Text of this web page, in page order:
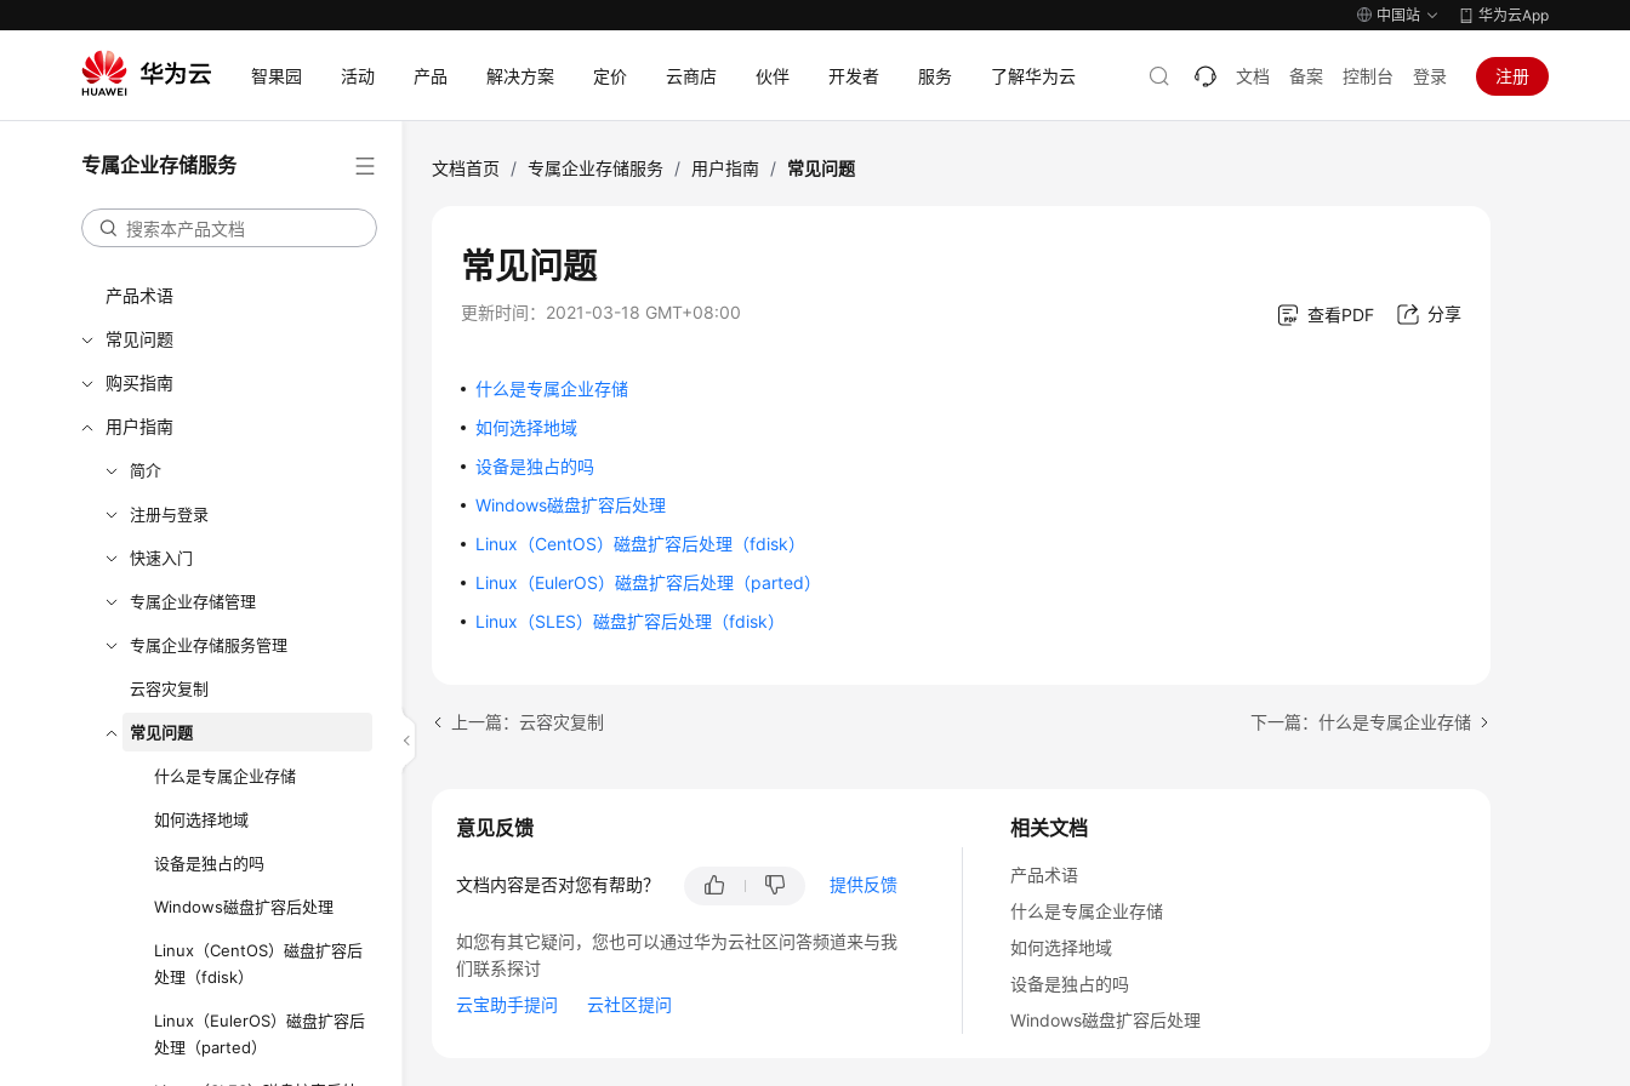
中国站 华为云App
智果园 活动 产品 解决方案 定价 云商店 伙伴 开发者 服务 了解华为云 文档 备案 控制台 登录 注册
专属企业存储服务
产品术语
常见问题
购买指南
用户指南
简介
注册与登录
快速入门
专属企业存储管理
专属企业存储服务管理
云容灾复制
常见问题
什么是专属企业存储
如何选择地域
设备是独占的吗
Windows磁盘扩容后处理
Linux（CentOS）磁盘扩容后
处理（fdisk）
Linux（EulerOS）磁盘扩容后
处理（parted）
文档首页 / 专属企业存储服务 / 用户指南 / 常见问题
常见问题
更新时间： 2021-03-18 GMT+08:00 查看PDF 分享
什么是专属企业存储
如何选择地域
设备是独占的吗
Windows磁盘扩容后处理
Linux（CentOS）磁盘扩容后处理（fdisk）
Linux（EulerOS）磁盘扩容后处理（parted）
Linux（SLES）磁盘扩容后处理（fdisk）
上一篇：云容灾复制 下一篇：什么是专属企业存储
相关文档
产品术语
什么是专属企业存储
如何选择地域
设备是独占的吗
Windows磁盘扩容后处理
意见反馈
文档内容是否对您有帮助？ 提供反馈
如您有其它疑问，您也可以通过华为云社区问答频道来与我
们联系探讨
云宝助手提问
云社区提问